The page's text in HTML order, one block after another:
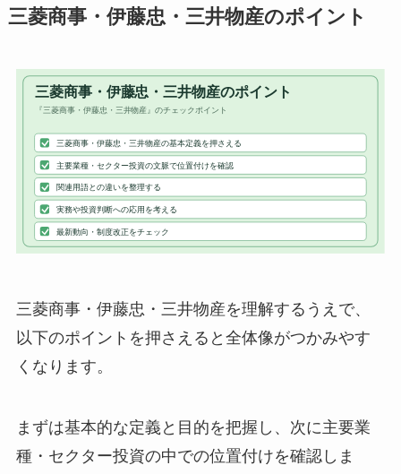
三菱商事・伊藤忠・三井物産のポイント
三菱商事・伊藤忠・三井物産を理解するうえで、
以下のポイントを押さえると全体像がつかみやす
くなります。
まずは基本的な定義と目的を把握し、次に主要業
種・セクター投資の中での位置付けを確認しま